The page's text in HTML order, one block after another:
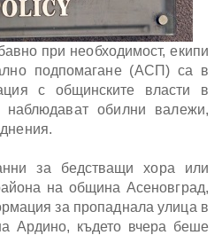
при необходимост, екипи
подпомагане (АСП) са в
с общинските власти в
наблюдават обилни валежи,
за бедстващи хора или
на община Асеновград,
за пропаднала улица в
Ардино, където вчера беше